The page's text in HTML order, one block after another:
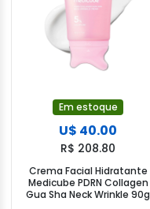
Em estoque
U$ 40.00
R$ 208.80
Crema Facial Hidratante
Medicube PDRN Collagen
Gua Sha Neck Wrinkle 90g